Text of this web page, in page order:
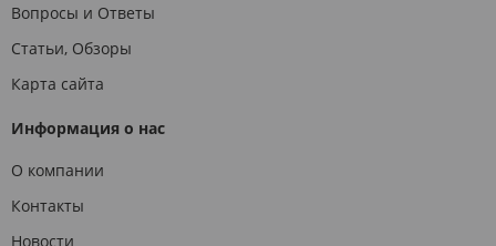
Вопросы и Ответы
Статьи, Обзоры
Карта сайта
Информация о нас
О компании
Контакты
Новости